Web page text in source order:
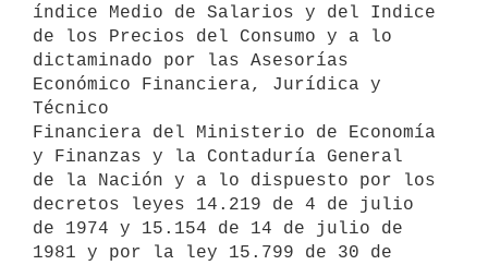
índice Medio de Salarios y del Indice
de los Precios del Consumo y a lo
dictaminado por las Asesorías
Económico Financiera, Jurídica y
Técnico
Financiera del Ministerio de Economía
y Finanzas y la Contaduría General
de la Nación y a lo dispuesto por los
decretos leyes 14.219 de 4 de julio
de 1974 y 15.154 de 14 de julio de
1981 y por la ley 15.799 de 30 de